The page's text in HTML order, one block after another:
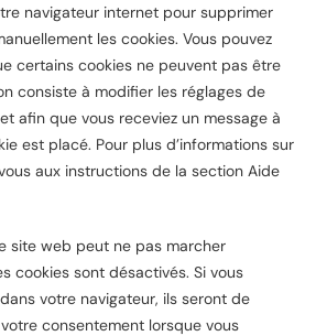
navigateur internet pour supprimer
les cookies. Vous pouvez
certains cookies ne peuvent pas être
consiste à modifier les réglages de
afin que vous receviez un message à
est placé. Pour plus d’informations sur
aux instructions de la section Aide
site web peut ne pas marcher
cookies sont désactivés. Si vous
votre navigateur, ils seront de
consentement lorsque vous